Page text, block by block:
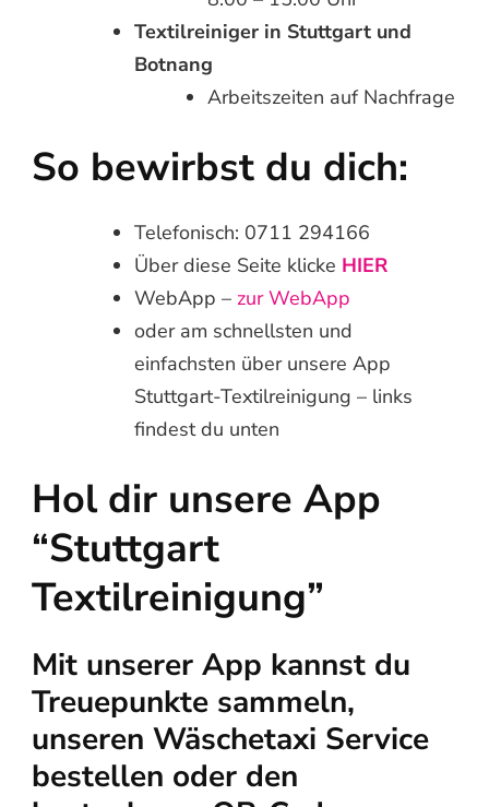
Textilreiniger in Stuttgart und
Botnang
Arbeitszeiten auf Nachfrage
So bewirbst du dich:
Telefonisch: 0711 294166
Über diese Seite klicke HIER
WebApp – zur WebApp
oder am schnellsten und
einfachsten über unsere App
Stuttgart-Textilreinigung – links
findest du unten
Hol dir unsere App
“Stuttgart
Textilreinigung”
Mit unserer App kannst du
Treuepunkte sammeln,
unseren Wäschetaxi Service
bestellen oder den